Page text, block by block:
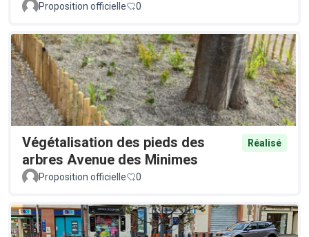
Proposition officielle 0
Végétalisation des pieds des
arbres Avenue des Minimes
Réalisé
Proposition officielle 0